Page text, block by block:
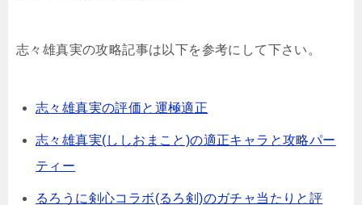
志々雄真実の攻略記事は以下を参考にして下さい。
志々雄真実の評価と運極適正
志々雄真実(ししおまこと)の適正キャラと攻略パー
ティー
るろうに剣心コラボ(るろ剣)のガチャ当たりと評